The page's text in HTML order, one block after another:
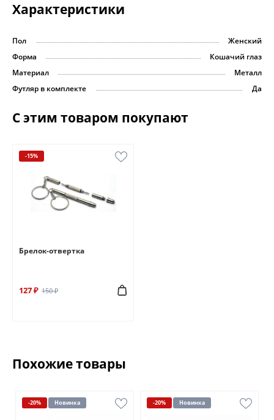
Характеристики
Пол
Женский
Форма
Кошачий глаз
Материал
Металл
Футляр в комплекте
Да
С этим товаром покупают
-15%
Брелок-отвертка
127 ₽ 150 ₽
Похожие товары
-20% Новинка -20% Новинка